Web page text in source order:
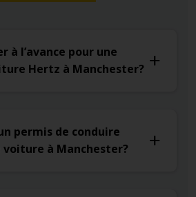
à l’avance pour une
Hertz à Manchester?
permis de conduire
à Manchester?